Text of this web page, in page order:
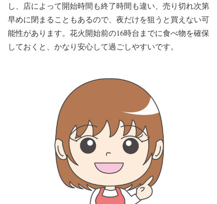
し、店によって開始時間も終了時間も違い、売り切れ次第
早めに閉まることもあるので、夜だけを狙うと買えない可
能性があります。花火開始前の16時台までに食べ物を確保
しておくと、かなり安心して過ごしやすいです。